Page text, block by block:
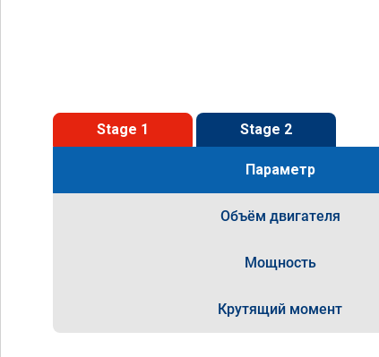
Stage 1 Stage 2
Параметр
Объём двигателя
Мощность
Крутящий момент